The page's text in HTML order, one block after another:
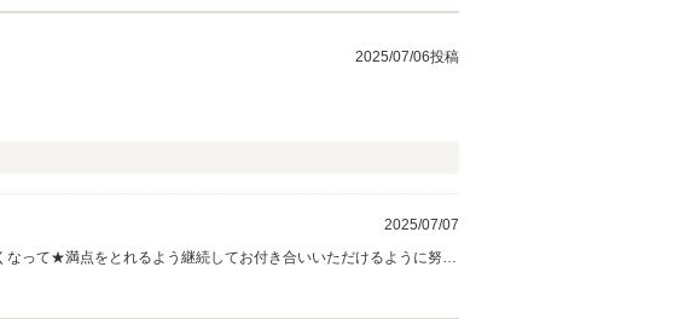
2025/07/06投稿
2025/07/07
って★満点をとれるよう継続してお付き合いいただけるように努力